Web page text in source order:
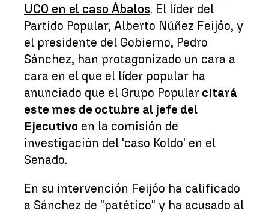
UCO en el caso Ábalos. El líder del
Partido Popular, Alberto Núñez Feijóo, y
el presidente del Gobierno, Pedro
Sánchez, han protagonizado un cara a
cara en el que el líder popular ha
anunciado que el Grupo Popular citará
este mes de octubre al jefe del
Ejecutivo en la comisión de
investigación del 'caso Koldo' en el
Senado.
En su intervención Feijóo ha calificado
a Sánchez de "patético" y ha acusado al